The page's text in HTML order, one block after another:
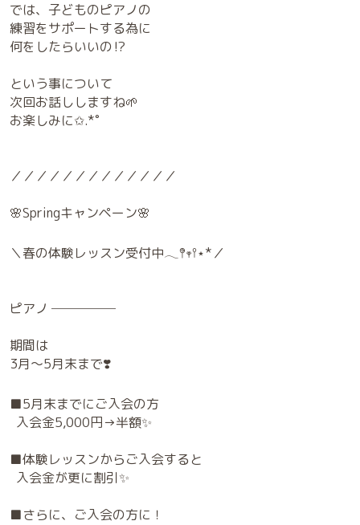
では、子どものピアノの
練習をサポートする為に
何をしたらいいの⁉︎
という事について
次回お話ししますね🌱
お楽しみに✩.*˚
／／／／／／／／／／／／／
🌸Springキャンペーン🌸
＼春の体験レッスン受付中𓂃𖤥𖥧𖥣⋆*／
ピアノ ─────
期間は
3月～5月末まで❣️
■5月末までにご入会の方
入会金5,000円→半額✨
■体験レッスンからご入会すると
入会金が更に割引✨
■さらに、ご入会の方に！